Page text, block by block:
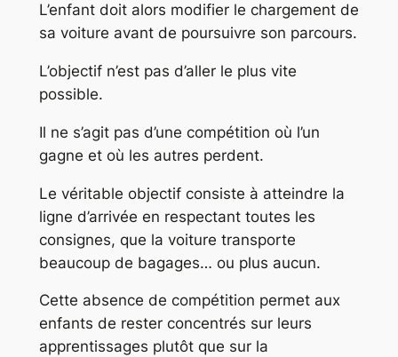
L’enfant doit alors modifier le chargement de
sa voiture avant de poursuivre son parcours.
L’objectif n’est pas d’aller le plus vite
possible.
Il ne s’agit pas d’une compétition où l’un
gagne et où les autres perdent.
Le véritable objectif consiste à atteindre la
ligne d’arrivée en respectant toutes les
consignes, que la voiture transporte
beaucoup de bagages… ou plus aucun.
Cette absence de compétition permet aux
enfants de rester concentrés sur leurs
apprentissages plutôt que sur la